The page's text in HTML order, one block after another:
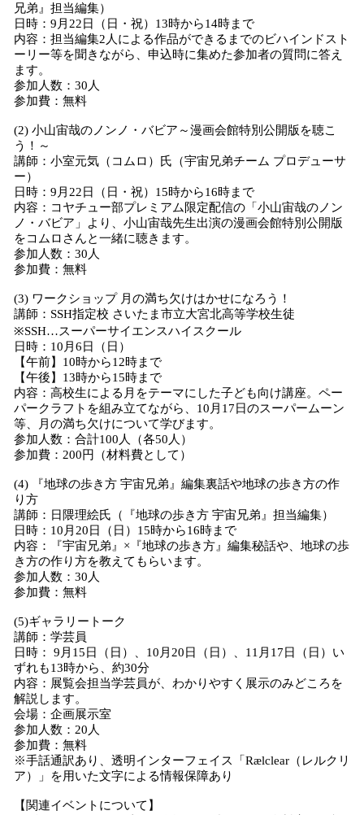
兄弟』担当編集）
日時：9月22日（日・祝）13時から14時まで
内容：担当編集2人による作品ができるまでのビハインドスト
ーリー等を聞きながら、申込時に集めた参加者の質問に答え
ます。
参加人数：30人
参加費：無料
(2) 小山宙哉のノンノ・バビア～漫画会館特別公開版を聴こ
う！～
講師：小室元気（コムロ）氏（宇宙兄弟チーム プロデューサ
ー）
日時：9月22日（日・祝）15時から16時まで
内容：コヤチュー部プレミアム限定配信の「小山宙哉のノン
ノ・バビア」より、小山宙哉先生出演の漫画会館特別公開版
をコムロさんと一緒に聴きます。
参加人数：30人
参加費：無料
(3) ワークショップ 月の満ち欠けはかせになろう！
講師：SSH指定校 さいたま市立大宮北高等学校生徒
※SSH…スーパーサイエンスハイスクール
日時：10月6日（日）
【午前】10時から12時まで
【午後】13時から15時まで
内容：高校生による月をテーマにした子ども向け講座。ペー
パークラフトを組み立てながら、10月17日のスーパームーン
等、月の満ち欠けについて学びます。
参加人数：合計100人（各50人）
参加費：200円（材料費として）
(4) 『地球の歩き方 宇宙兄弟』編集裏話や地球の歩き方の作
り方
講師：日隈理絵氏（『地球の歩き方 宇宙兄弟』担当編集）
日時：10月20日（日）15時から16時まで
内容：『宇宙兄弟』×『地球の歩き方』編集秘話や、地球の歩
き方の作り方を教えてもらいます。
参加人数：30人
参加費：無料
(5)ギャラリートーク
講師：学芸員
日時： 9月15日（日）、10月20日（日）、11月17日（日）い
ずれも13時から、約30分
内容：展覧会担当学芸員が、わかりやすく展示のみどころを
解説します。
会場：企画展示室
参加人数：20人
参加費：無料
※手話通訳あり、透明インターフェイス「Rælclear（レルクリ
ア）」を用いた文字による情報保障あり
【関連イベントについて】